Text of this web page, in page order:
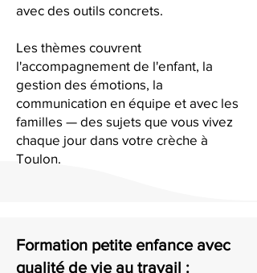
avec des outils concrets.
Les thèmes couvrent
l'accompagnement de l'enfant, la
gestion des émotions, la
communication en équipe et avec les
familles — des sujets que vous vivez
chaque jour dans votre crèche à
Toulon.
Formation petite enfance avec
qualité de vie au travail :